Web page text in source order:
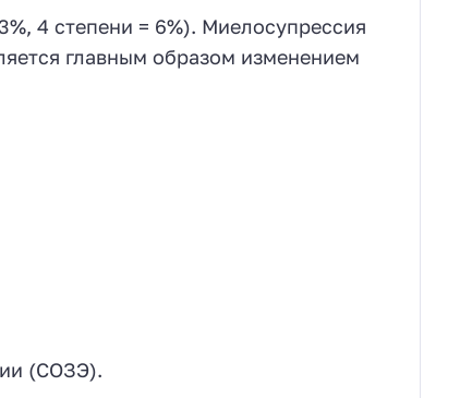
4 степени = 6%). Миелосупрессия
главным образом изменением
(СОЗЭ).